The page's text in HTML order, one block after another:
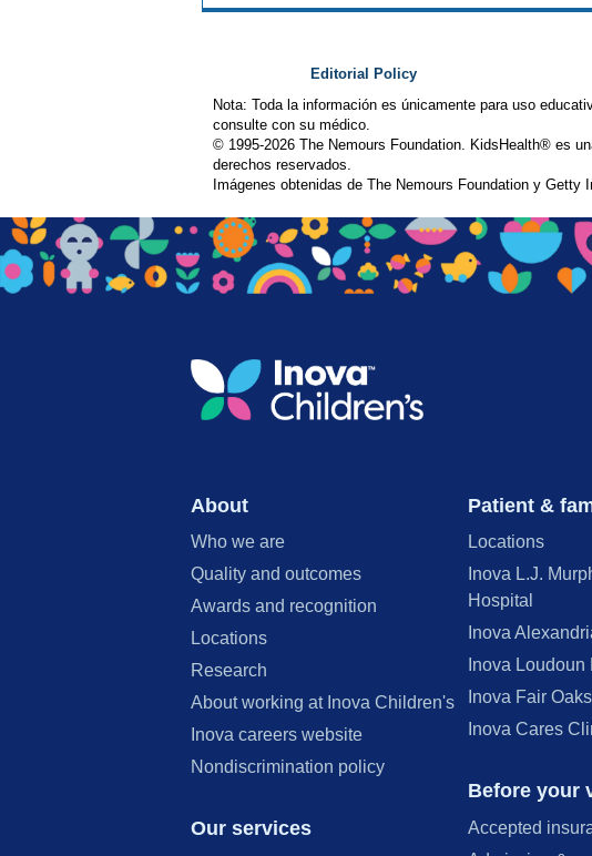
Editorial Policy
Nota: Toda la información es únicamente para uso
consulte con su médico.
© 1995-2026 The Nemours Foundation. KidsHealth® es
derechos reservados.
Imágenes obtenidas de The Nemours Foundation y Getty
About
Who we are
Quality and outcomes
Awards and recognition
Locations
Research
About working at Inova Children's
Inova careers website
Nondiscrimination policy
Our services
Patient &
Locations
Inova L.J.
Hospital
Inova
Inova Loudoun
Inova Fair
Inova Cares
Before your
Accepted